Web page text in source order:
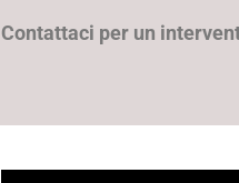
Contattaci per un